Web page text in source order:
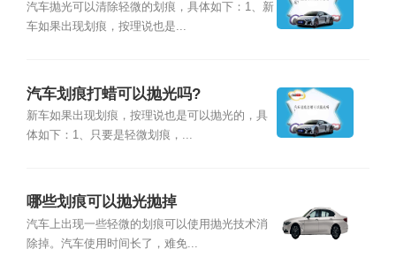
汽车抛光可以清除轻微的划痕，具体如下：1、新
车如果出现划痕，按理说也是...
汽车划痕打蜡可以抛光吗?
新车如果出现划痕，按理说也是可以抛光的，具
体如下：1、只要是轻微划痕，...
哪些划痕可以抛光抛掉
汽车上出现一些轻微的划痕可以使用抛光技术消
除掉。汽车使用时间长了，难免...